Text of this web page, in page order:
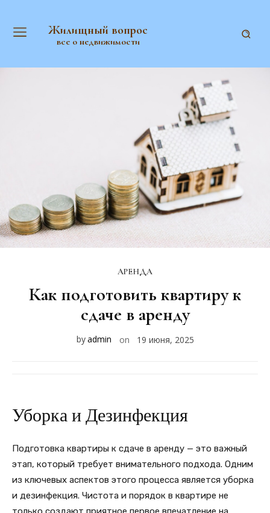
Жилищный вопрос
все о недвижимости
АРЕНДА
Как подготовить квартиру к
сдаче в аренду
byadmin on 19 июня, 2025
Уборка и Дезинфекция
Подготовка квартиры к сдаче в аренду — это важный
этап, который требует внимательного подхода. Одним
из ключевых аспектов этого процесса является уборка
и дезинфекция. Чистота и порядок в квартире не